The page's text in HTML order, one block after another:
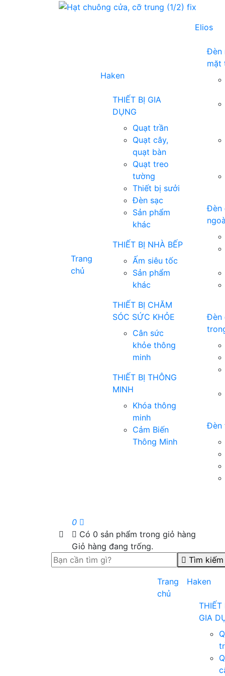
Trang
chủ
Haken
THIẾT BỊ GIA
DỤNG
Quạt trần
Quạt cây,
quạt bàn
Quạt treo
tường
Thiết bị sưởi
Đèn sạc
Sản phẩm
khác
THIẾT BỊ NHÀ BẾP
Ấm siêu tốc
Sản phẩm
khác
THIẾT BỊ CHĂM
SÓC SỨC KHỎE
Cân sức
khỏe thông
minh
THIẾT BỊ THÔNG
MINH
Khóa thông
minh
Cảm Biến
Thông Minh
Elios
Đèn
mặt
Đèn
Đèn
Đèn
0
Có 0 sản phẩm trong giỏ hàng
Giỏ hàng đang trống.
Tìm kiếm
Trang
chủ
Haken
THIẾT
GIA